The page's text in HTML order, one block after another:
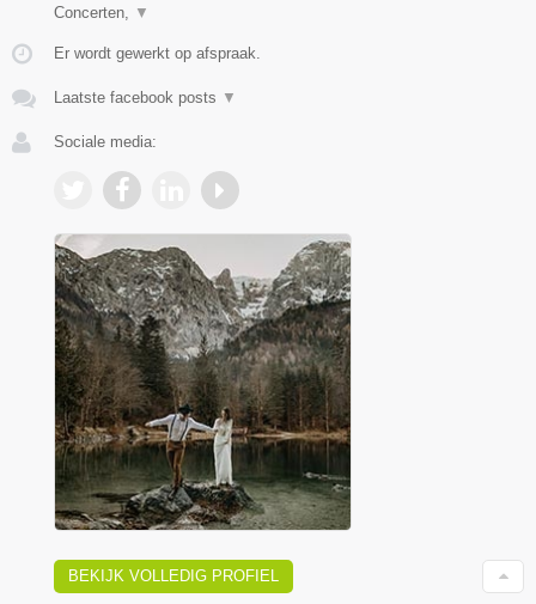
Concerten,
▼
Er wordt gewerkt op afspraak.
Laatste facebook posts ▼
Sociale media:
BEKIJK VOLLEDIG PROFIEL